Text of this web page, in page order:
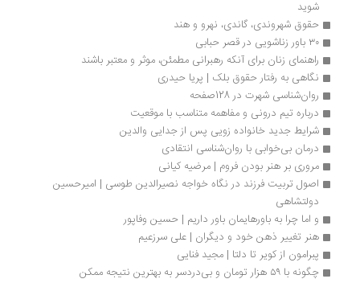
حقوق شهروندی، گاندی، نهرو و هند
راهنمای زنان برای آنکه رهبرانی مطمئن، موثر و معتبر باشند
نگاهی به رفتار حقوق بلک | پریا حیدری
روان‌شناسی شهرت در 128صفحه
درباره تیم درونی و مفاهمه متناسب با موقعیت
شرایط جدید خانواده زویی پس از جدایی والدین
درمان بی‌خوابی با روان‌شناسی انتقادی
مروری بر هنر بودن فروم | مرضیه کیانی
اصول تربیت فرزند در نگاه خواجه نصیرالدین طوسی | امیرحسین
دولتشاهی
و اما چرا به باورهایمان باور داریم | حسین وفاپور
هنر تغییر ذهن خود و دیگران | علی سرزعیم
پبرامون از کویر تا دلتا | مجید فنایی
چگونه با ۵۹ هزار تومان و بی‌دردسر به بهترین نتیجه ممکن